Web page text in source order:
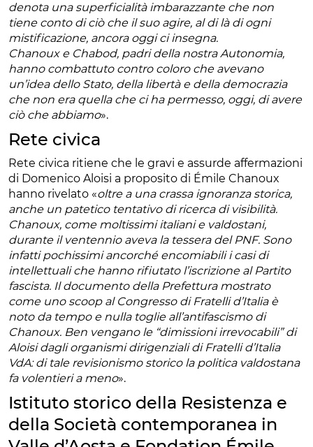
denota una superficialità imbarazzante che non
tiene conto di ciò che il suo agire, al di là di ogni
mistificazione, ancora oggi ci insegna.
Chanoux e Chabod, padri della nostra Autonomia,
hanno combattuto contro coloro che avevano
un’idea dello Stato, della libertà e della democrazia
che non era quella che ci ha permesso, oggi, di avere
ciò che abbiamo».
Rete civica
Rete civica ritiene che le gravi e assurde affermazioni
di Domenico Aloisi a proposito di Émile Chanoux
hanno rivelato «oltre a una crassa ignoranza storica,
anche un patetico tentativo di ricerca di visibilità.
Chanoux, come moltissimi italiani e valdostani,
durante il ventennio aveva la tessera del PNF. Sono
infatti pochissimi ancorché encomiabili i casi di
intellettuali che hanno rifiutato l’iscrizione al Partito
fascista. Il documento della Prefettura mostrato
come uno scoop al Congresso di Fratelli d’Italia è
noto da tempo e nulla toglie all’antifascismo di
Chanoux. Ben vengano le “dimissioni irrevocabili” di
Aloisi dagli organismi dirigenziali di Fratelli d’Italia
VdA: di tale revisionismo storico la politica valdostana
fa volentieri a meno».
Istituto storico della Resistenza e
della Società contemporanea in